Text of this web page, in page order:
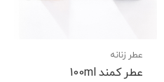
عطر زنانه
عطر کمند 100ml